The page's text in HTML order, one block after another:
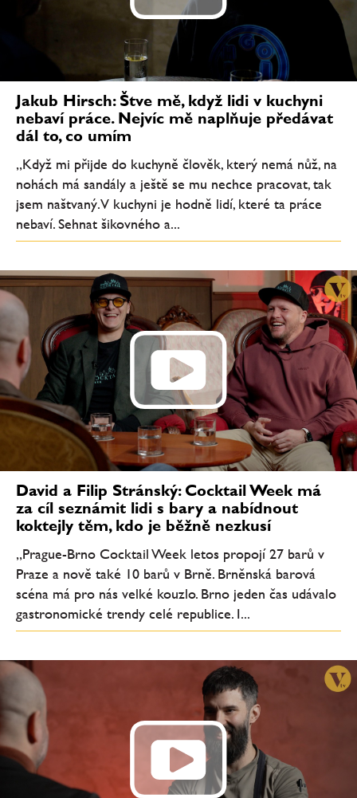
Jakub Hirsch: Štve mě, když lidi v kuchyni
nebaví práce. Nejvíc mě naplňuje předávat
dál to, co umím
„Když mi přijde do kuchyně člověk, který nemá nůž, na
nohách má sandály a ještě se mu nechce pracovat, tak
jsem naštvaný. V kuchyni je hodně lidí, které ta práce
nebaví. Sehnat šikovného a...
David a Filip Stránský: Cocktail Week má
za cíl seznámit lidi s bary a nabídnout
koktejly těm, kdo je běžně nezkusí
„Prague-Brno Cocktail Week letos propojí 27 barů v
Praze a nově také 10 barů v Brně. Brněnská barová
scéna má pro nás velké kouzlo. Brno jeden čas udávalo
gastronomické trendy celé republice. I...